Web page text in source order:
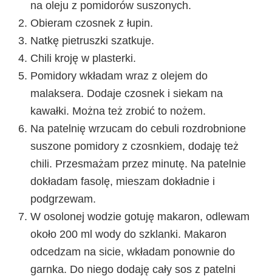
na oleju z pomidorów suszonych.
Obieram czosnek z łupin.
Natkę pietruszki szatkuje.
Chili kroję w plasterki.
Pomidory wkładam wraz z olejem do
malaksera. Dodaje czosnek i siekam na
kawałki. Można też zrobić to nożem.
Na patelnię wrzucam do cebuli rozdrobnione
suszone pomidory z czosnkiem, dodaję też
chili. Przesmażam przez minutę. Na patelnie
dokładam fasolę, mieszam dokładnie i
podgrzewam.
W osolonej wodzie gotuję makaron, odlewam
około 200 ml wody do szklanki. Makaron
odcedzam na sicie, wkładam ponownie do
garnka. Do niego dodaję cały sos z patelni